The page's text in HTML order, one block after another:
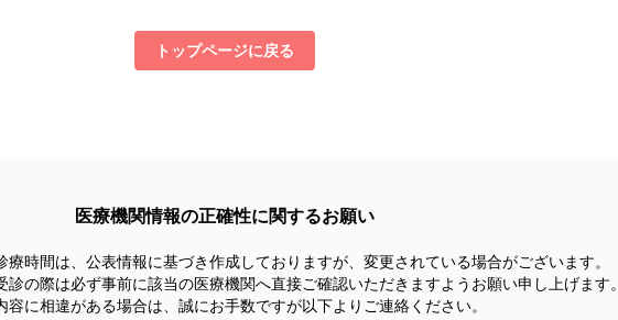
トップページに戻る
医療機関情報の正確性に関するお願い
時間は、 公表情報に基づき作成しておりますが、 変更されている場合がございます。
診の際は必ず事前に該当の医療機関へ直接ご確認いただきますよう お願い申し上げます。
容に相違がある場合は、 誠にお手数ですが以下よりご連絡ください。